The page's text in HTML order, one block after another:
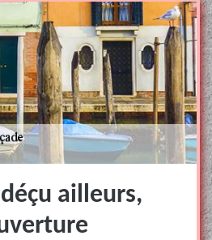
ailleurs,